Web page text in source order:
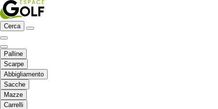
Cerca
Palline
Scarpe
Abbigliamento
Sacche
Mazze
Carrelli